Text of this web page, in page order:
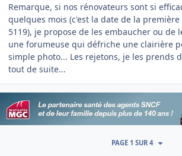
Remarque, si nos rénovateurs sont si
quelques mois (c'est la date de la
5119), je propose de les embaucher ou de
une forumeuse qui défriche une clairière
simple photo... Les rejetons, je les prends
tout de suite...
PAGE 1 SUR 4